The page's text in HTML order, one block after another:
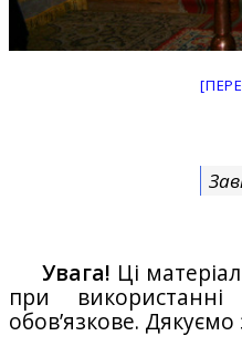
Увага! Ці
при
обов’язкове.